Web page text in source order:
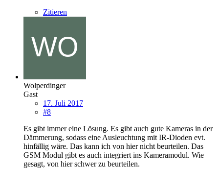
Zitieren
Wolperdinger
Gast
17. Juli 2017
#8
Es gibt immer eine Lösung. Es gibt auch gute Kameras in der
Dämmerung, sodass eine Ausleuchtung mit IR-Dioden evt.
hinfällig wäre. Das kann ich von hier nicht beurteilen. Das
GSM Modul gibt es auch integriert ins Kameramodul. Wie
gesagt, von hier schwer zu beurteilen.